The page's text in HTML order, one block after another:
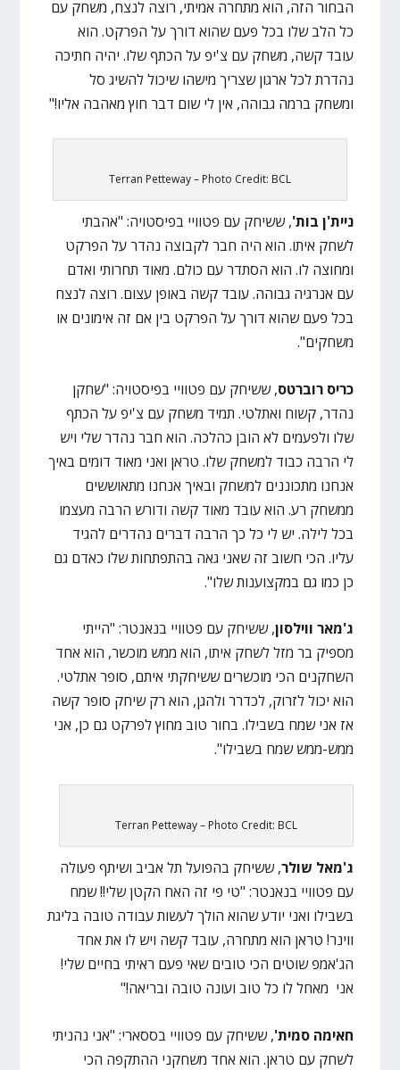
הבחור הזה, הוא מתחרה אמיתי, רוצה לנצח, משחק עם
כל הלב שלו בכל פעם שהוא דורך על הפרקט. הוא
עובד קשה, משחק עם צ'יפ על הכתף שלו. יהיה חתיכה
נהדרת לכל ארגון שצריך מישהו שיכול להשיג סל
ומשחק ברמה גבוהה, אין לי שום דבר חוץ מאהבה אליו!"
Terran Petteway – Photo Credit: BCL
ניית'ן בות', ששיחק עם פטוויי בפיסטויה: "אהבתי
לשחק איתו. הוא היה חבר לקבוצה נהדר על הפרקט
ומחוצה לו. הוא הסתדר עם כולם. מאוד תחרותי ואדם
עם אנרגיה גבוהה. עובד קשה באופן עצום. רוצה לנצח
בכל פעם שהוא דורך על הפרקט בין אם זה אימונים או
משחקים".
כריס רוברטס, ששיחק עם פטוויי בפיסטויה: "שחקן
נהדר, קשוח ואתלטי. תמיד משחק עם צ'יפ על הכתף
שלו ולפעמים לא הובן כהלכה. הוא חבר נהדר שלי ויש
לי הרבה כבוד למשחק שלו. טראן ואני מאוד דומים באיך
אנחנו מתכוננים למשחק ובאיך אנחנו מתאוששים
ממשחק רע. הוא עובד מאוד קשה ודורש הרבה מעצמו
בכל לילה. יש לי כל כך הרבה דברים נהדרים להגיד
עליו. הכי חשוב זה שאני גאה בהתפתחות שלו כאדם גם
כן כמו גם במקצוענות שלו".
ג'מאר ווילסון, ששיחק עם פטוויי בנאנטר: "הייתי
מספיק בר מזל לשחק איתו, הוא ממש מוכשר, הוא אחד
השחקנים הכי מוכשרים ששיחקתי איתם, סופר אתלטי.
הוא יכול לזרוק, לכדרר ולהגן, הוא רק שיחק סופר קשה
אז אני שמח בשבילו. בחור טוב מחוץ לפרקט גם כן, אני
ממש-ממש שמח בשבילו".
Terran Petteway – Photo Credit: BCL
ג'מאל שולר, ששיחק בהפועל תל אביב ושיתף פעולה
עם פטוויי בנאנטר: "טי פי זה האח הקטן שלי!! שמח
בשבילו ואני יודע שהוא הולך לעשות עבודה טובה בליגת
ווינר! טראן הוא מתחרה, עובד קשה ויש לו את אחד
הג'אמפ שוטים הכי טובים שאי פעם ראיתי בחיים שלי!
אני מאחל לו כל טוב ועונה טובה ובריאה!"
חאימה סמית', ששיחק עם פטוויי בססארי: "אני נהניתי
לשחק עם טראן. הוא אחד משחקני ההתקפה הכי